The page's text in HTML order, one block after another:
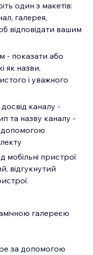
один з макетів:
галерея,
відповідати вашим
- показати або
як назви,
і уважного
каналу -
та назву каналу -
допомогою
мобільні пристрої
відгукнутий
галереєю
за допомогою